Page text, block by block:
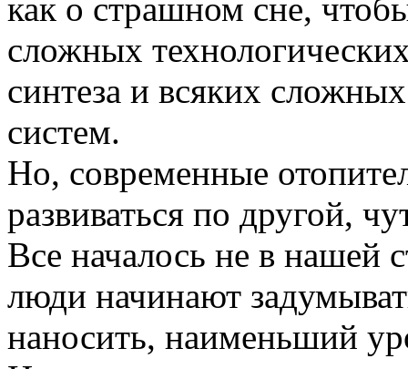
как о страшном сне,
сложных
синтеза и всяких
систем.
Но, современные
развиваться по другой,
Все началось не в нашей
люди начинают
наносить, наименьший